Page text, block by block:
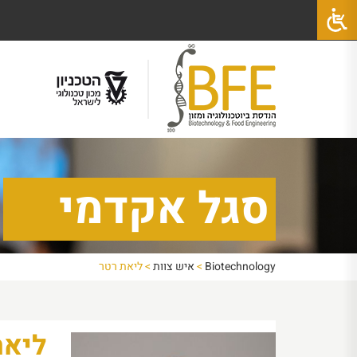
סגל אקדמי
Biotechnology
>איש צוות>ליאת רטר